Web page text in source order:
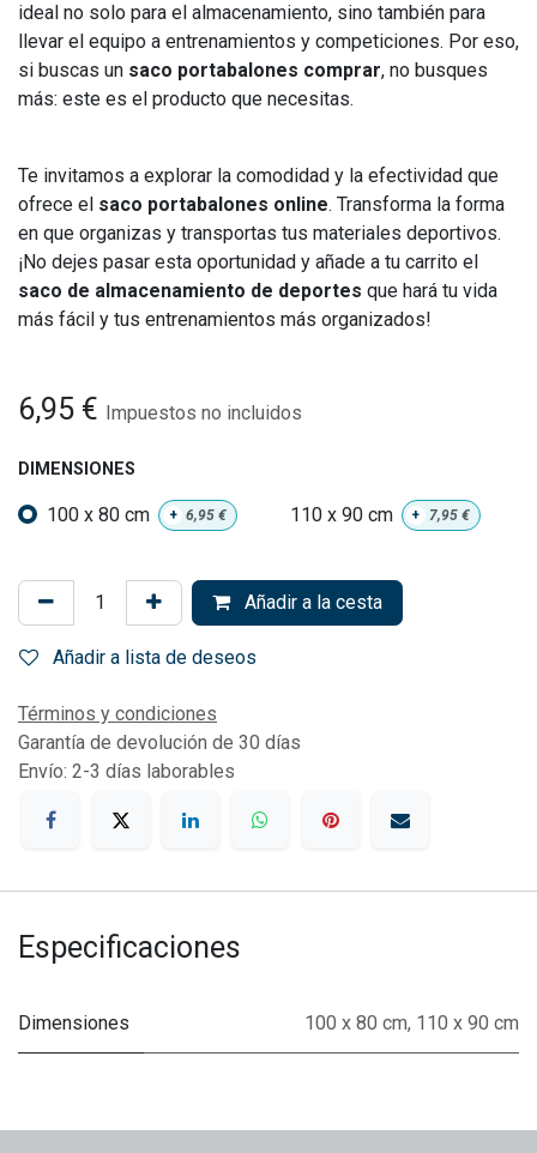
ideal no solo para el almacenamiento, sino también para
llevar el equipo a entrenamientos y competiciones. Por eso,
si buscas un saco portabalones comprar, no busques
más: este es el producto que necesitas.
Te invitamos a explorar la comodidad y la efectividad que
ofrece el saco portabalones online. Transforma la forma
en que organizas y transportas tus materiales deportivos.
¡No dejes pasar esta oportunidad y añade a tu carrito el
saco de almacenamiento de deportes que hará tu vida
más fácil y tus entrenamientos más organizados!
6,95 € Impuestos no incluidos
DIMENSIONES
100 x 80 cm + 6,95 € 110 x 90 cm + 7,95€
Añadir a la cesta
Añadir a lista de deseos
Términos y condiciones
Garantía de devolución de 30 días
Envío: 2-3 días laborables
Especificaciones
Dimensiones 100 x 80 cm, 110 x 90 cm